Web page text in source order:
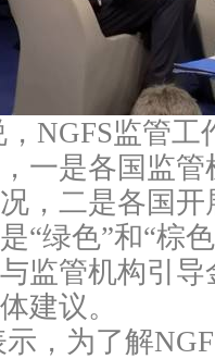
NGFS监管工
一是各国监
，二是各国
“绿色”和“棕
监管机构引
建议。
示，为了解